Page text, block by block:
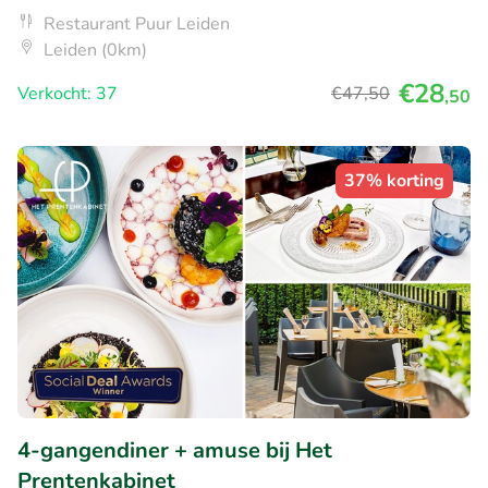
Restaurant Puur Leiden
Leiden (0km)
Verkocht: 37
€47,50 €28,50
37% korting
4-gangendiner + amuse bij Het
Prentenkabinet